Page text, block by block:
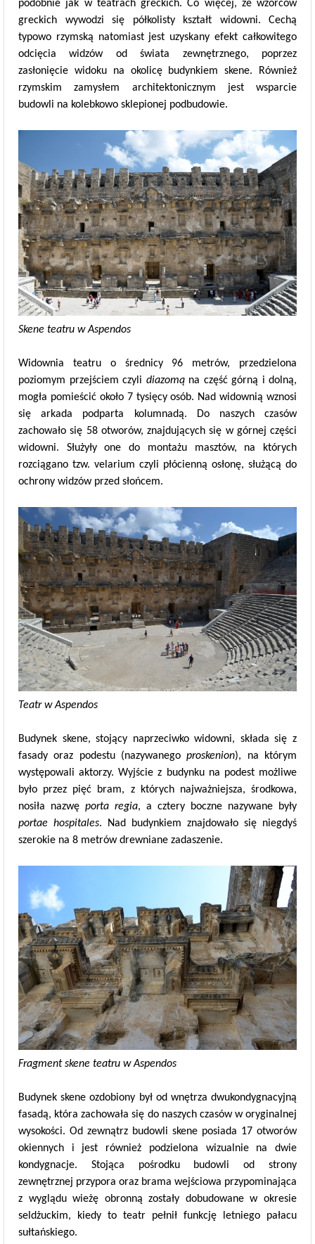
podobnie jak w teatrach greckich. Co więcej, ze wzorców
greckich wywodzi się półkolisty kształt widowni. Cechą
typowo rzymską natomiast jest uzyskany efekt całkowitego
odcięcia widzów od świata zewnętrznego, poprzez
zasłonięcie widoku na okolicę budynkiem skene. Również
rzymskim zamysłem architektonicznym jest wsparcie
budowli na kolebkowo sklepionej podbudowie.
Skene teatru w Aspendos
Widownia teatru o średnicy 96 metrów, przedzielona
poziomym przejściem czyli diazomąna część górną i dolną,
mogła pomieścić około 7 tysięcy osób. Nad widownią wznosi
się arkada podparta kolumnadą. Do naszych czasów
zachowało się 58 otworów, znajdujących się w górnej części
widowni. Służyły one do montażu masztów, na których
rozciągano tzw. velarium czyli płócienną osłonę, służącą do
ochrony widzów przed słońcem.
Teatr w Aspendos
Budynek skene, stojący naprzeciwko widowni, składa się z
fasady oraz podestu (nazywanegoproskenion), na którym
występowali aktorzy. Wyjście z budynku na podest możliwe
było przez pięć bram, z których najważniejsza, środkowa,
nosiła nazwę porta regia, a cztery boczne nazywane były
portae hospitales. Nad budynkiem znajdowało się niegdyś
szerokie na 8 metrów drewniane zadaszenie.
Fragment skene teatru w Aspendos
Budynek skene ozdobiony był od wnętrza dwukondygnacyjną
fasadą, która zachowała się do naszych czasów w oryginalnej
wysokości. Od zewnątrz budowli skene posiada 17 otworów
okiennych i jest również podzielona wizualnie na dwie
kondygnacje. Stojąca pośrodku budowli od strony
zewnętrznej przypora oraz brama wejściowa przypominająca
z wyglądu wieżę obronną zostały dobudowane w okresie
seldżuckim, kiedy to teatr pełnił funkcję letniego pałacu
sułtańskiego.